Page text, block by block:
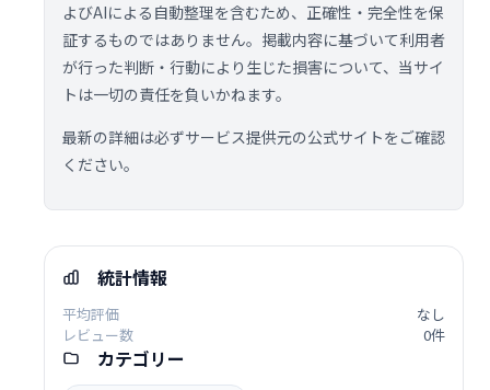
よびAIによる自動整理を含むため、正確性・完全性を保
証するものではありません。掲載内容に基づいて利用者
が行った判断・行動により生じた損害について、当サイ
トは一切の責任を負いかねます。
最新の詳細は必ずサービス提供元の公式サイトをご確認
ください。
統計情報
平均評価
なし
レビュー数
0件
カテゴリー